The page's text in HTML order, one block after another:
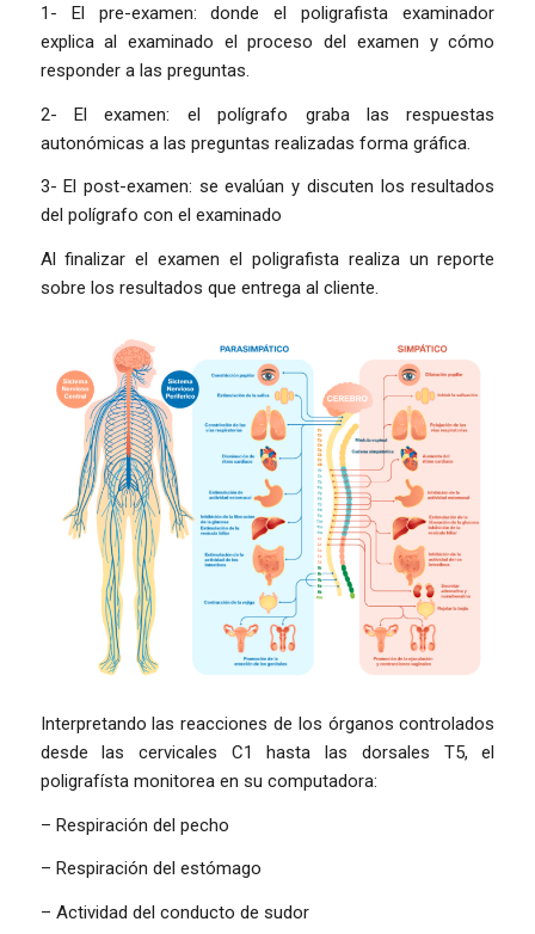
1- El pre-examen: donde el poligrafista examinador
explica al examinado el proceso del examen y cómo
responder a las preguntas.
2- El examen: el polígrafo graba las respuestas
autonómicas a las preguntas realizadas forma gráfica.
3- El post-examen: se evalúan y discuten los resultados
del polígrafo con el examinado
Al finalizar el examen el poligrafista realiza un reporte
sobre los resultados que entrega al cliente.
Interpretando las reacciones de los órganos controlados
desde las cervicales C1 hasta las dorsales T5, el
poligrafísta monitorea en su computadora:
– Respiración del pecho
– Respiración del estómago
– Actividad del conducto de sudor